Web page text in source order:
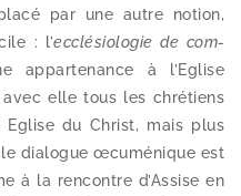
par une autre notion,
: l’ecclé­sio­lo­gie de com­
appar­te­nance à l’Eglise
elle tous les chré­tiens
du Christ, mais plus
dia­logue œcu­mé­nique est
à la ren­contre d’Assise en